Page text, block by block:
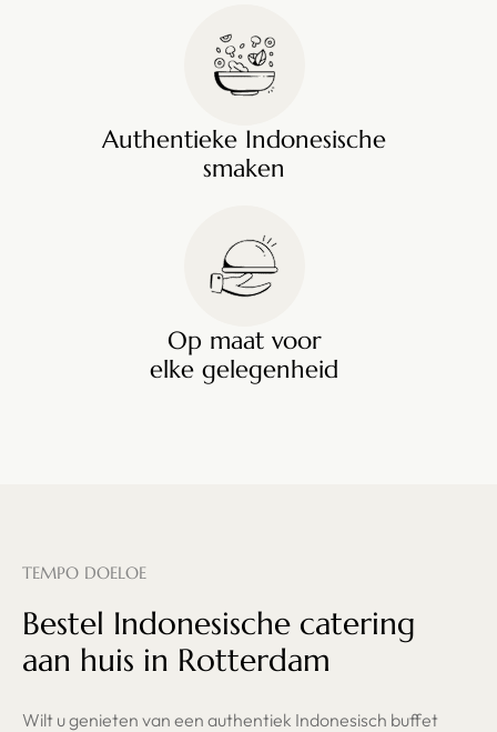
Authentieke Indonesische
smaken
Op maat voor
elke gelegenheid
TEMPO DOELOE
Bestel Indonesische catering
aan huis in Rotterdam
Wilt u genieten van een authentiek Indonesisch buffet